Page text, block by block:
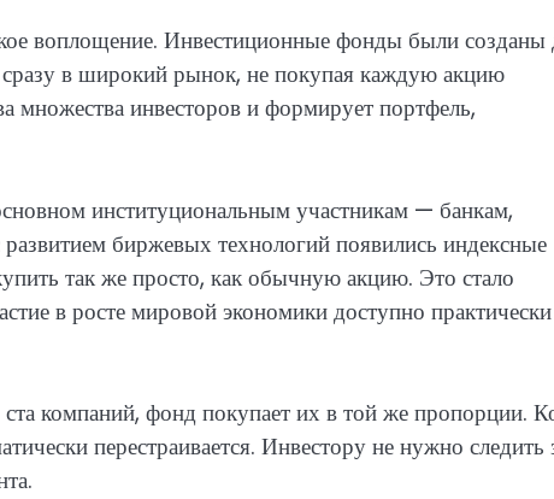
воплощение. Инвестиционные фонды были созданы
в широкий рынок, не покупая каждую акцию
множества инвесторов и формирует портфель,
институциональным участникам — банкам,
биржевых технологий появились индексные
так же просто, как обычную акцию. Это стало
в росте мировой экономики доступно практически
компаний, фонд покупает их в той же пропорции.
перестраивается. Инвестору не нужно следить